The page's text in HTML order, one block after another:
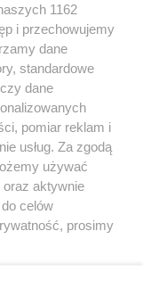
na
1162
i przechowujemy
dane
standardowe
dane
pomiar reklam i
usług. Za zgodą
używać
oraz aktywnie
celów
prosimy